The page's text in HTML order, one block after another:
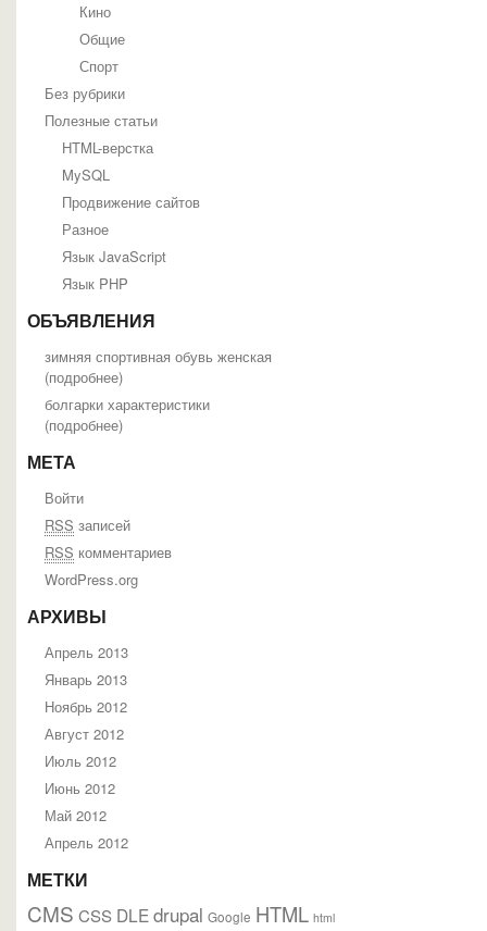
Кино
Общие
Спорт
Без рубрики
Полезные статьи
HTML-верстка
MySQL
Продвижение сайтов
Разное
Язык JavaScript
Язык PHP
ОБЪЯВЛЕНИЯ
зимняя спортивная обувь женская
(подробнее)
болгарки характеристики
(подробнее)
МЕТА
Войти
RSS записей
RSS комментариев
WordPress.org
АРХИВЫ
Апрель 2013
Январь 2013
Ноябрь 2012
Август 2012
Июль 2012
Июнь 2012
Май 2012
Апрель 2012
МЕТКИ
CMS CSS DLEdrupal Google HTML html